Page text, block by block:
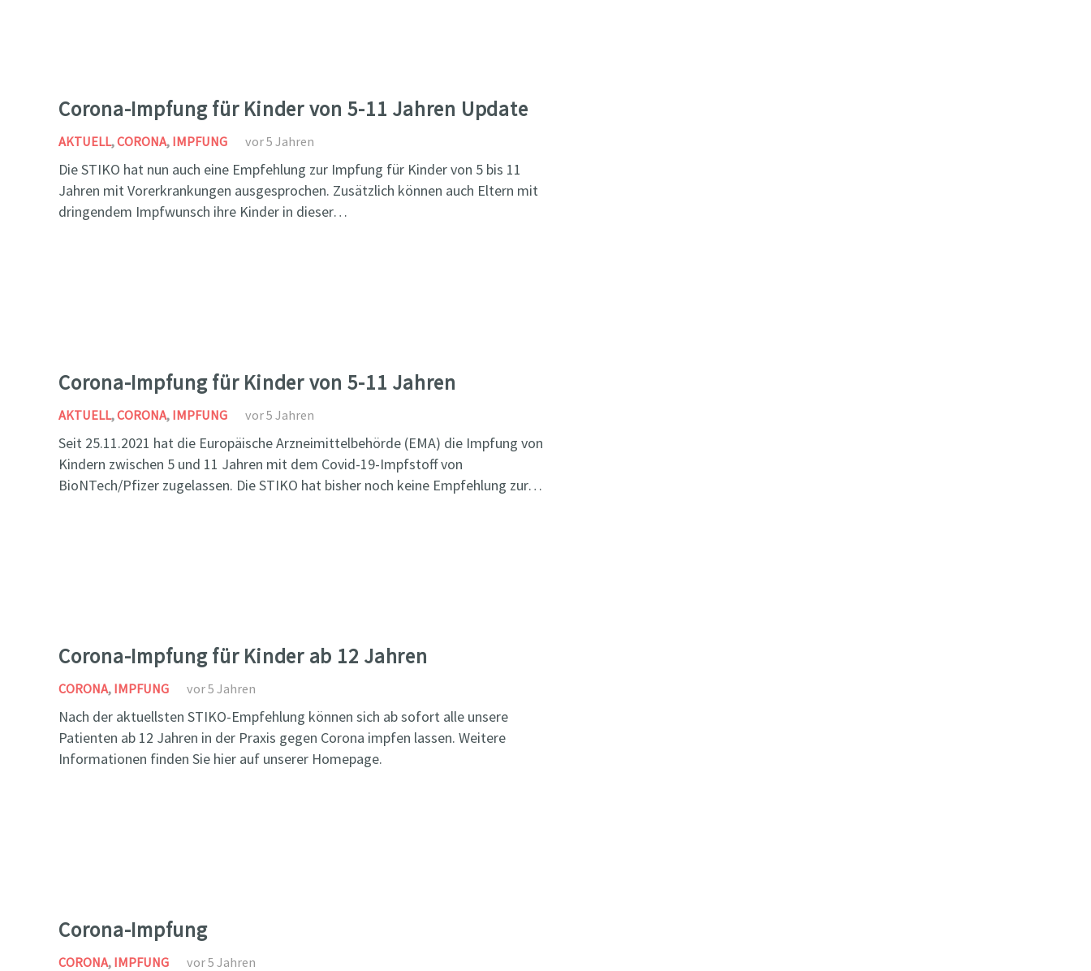
Corona-Impfung für Kinder von 5-11 Jahren Update
AKTUELL,CORONA, IMPFUNG vor 5 Jahren
Die STIKO hat nun auch eine Empfehlung zur Impfung für Kinder von 5 bis 11
Jahren mit Vorerkrankungen ausgesprochen. Zusätzlich können auch Eltern mit
dringendem Impfwunsch ihre Kinder in dieser…
Corona-Impfung für Kinder von 5-11 Jahren
AKTUELL,CORONA, IMPFUNG vor 5 Jahren
Seit 25.11.2021 hat die Europäische Arzneimittelbehörde (EMA) die Impfung von
Kindern zwischen 5 und 11 Jahren mit dem Covid-19-Impfstoff von
BioNTech/Pfizer zugelassen. Die STIKO hat bisher noch keine Empfehlung zur…
Corona-Impfung für Kinder ab 12 Jahren
CORONA, IMPFUNG vor 5 Jahren
Nach der aktuellsten STIKO-Empfehlung können sich ab sofort alle unsere
Patienten ab 12 Jahren in der Praxis gegen Corona impfen lassen. Weitere
Informationen finden Sie hier auf unserer Homepage.
Corona-Impfung
CORONA, IMPFUNG vor 5 Jahren